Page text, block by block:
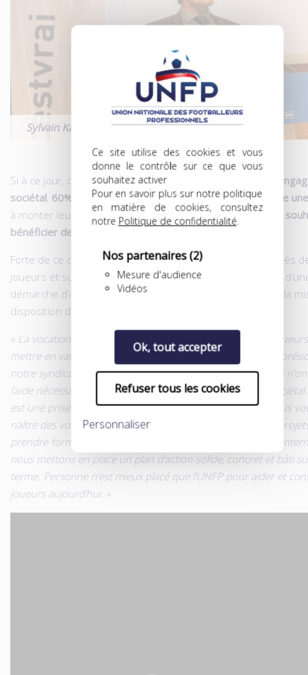
Ce site utilise des cookies et vous
donne le contrôle sur ce que vous
souhaitez activer
Pour en savoir plus sur notre politique
en matière de cookies, consultez
notre Politique de confidentialité.
Nos partenaires(2)
Mesure d'audience
Vidéos
Ok, tout accepter
Refuser tous les cookies
Personnaliser
Sylvain Kastendeuch, coprésident de l’UNFP
Si à ce jour, déjà
20% des joueurs professionnels ont un
sociétal, 60% des non-engagés se disent prêts à rejoindre
à monter leur propre association. Parmi eux, plus de55%
bénéficier de l’aide de l’UNFP
Forte de ce constat, l’UNFP va renforcer son action aux côtés
joueurs et susciter des vocations grâce à la mise en place
démarche d’accompagnement allant d’un suivi individuel à la
disposition d’outils adaptés pour structurer leurs actions.
« La vocation de l’UNFP est aussi de valoriser l’image des
mettre en valeur, explique Sylvain Kastendeuch, l’un des
notre syndicat. Parmi les joueurs professionnels, beaucoup
l’aide nécessaire pour mettre en avant leur engagement
est une prise de conscience collective, un énorme défi ! Nous
naître des vocations tout en aidant les idées à germer, les
prendre forme. C’est pourquoi, à travers une organisation
nous mettons en place un plan d’action solide, concret et bâti
terme. Personne n’est mieux placé que l’UNFP pour aider et
joueurs aujourd’hui. »